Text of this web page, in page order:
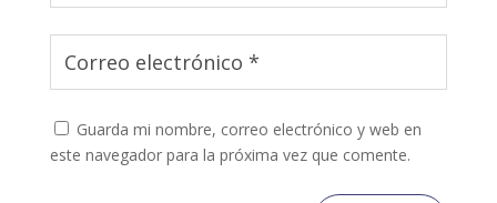
Guarda mi nombre, correo electrónico y web en
este navegador para la próxima vez que comente.